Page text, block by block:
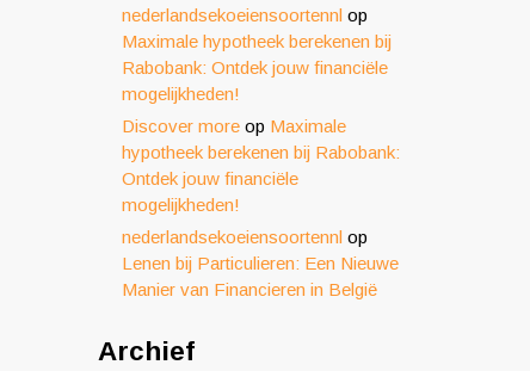
nederlandsekoeiensoortennl op
Maximale hypotheek berekenen bij
Rabobank: Ontdek jouw financiële
mogelijkheden!
Discover more op Maximale
hypotheek berekenen bij Rabobank:
Ontdek jouw financiële
mogelijkheden!
nederlandsekoeiensoortennl op
Lenen bij Particulieren: Een Nieuwe
Manier van Financieren in België
Archief